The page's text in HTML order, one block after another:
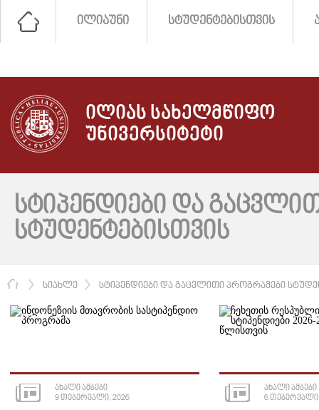
ᲘᲚᲘᲐᲣᲜᲘ ᲡᲢᲣᲓᲔᲜᲢᲔᲑᲘᲡᲗᲕᲘᲡ
ᲘᲚᲘᲐᲡ ᲡᲐᲮᲔᲚᲛᲬᲘᲤᲝ
ᲣᲜᲘᲕᲔᲠᲡᲘᲢᲔᲢᲘ
ᲡᲢᲘᲞᲔᲜᲓᲘᲔᲑᲘ ᲓᲐ
ᲡᲢᲣᲓᲔᲜᲢᲔᲑᲘᲡᲗᲕᲘᲡ
ᲛᲗᲐᲕᲐᲠᲘ
ᲡᲘᲐᲮᲚᲔ ᲡᲢᲘᲞᲔᲜᲓᲘᲔᲑᲘ ᲓᲐ ᲒᲐᲪᲕᲚᲘᲗᲘ ᲞᲠᲝᲒᲠᲐᲛᲔᲑᲘ
ᲐᲮᲐᲚᲘ ᲐᲛᲑᲔᲑᲘ
9 ᲗᲔᲑᲔᲠᲕᲐᲚᲘ, 2026
ᲐᲮᲐᲚᲘ ᲐᲛᲑᲔᲑᲘ
6